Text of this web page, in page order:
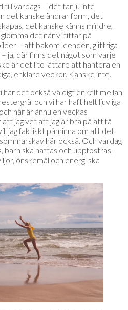
till vardags – det tar ju inte
det kanske ändrar form, det
det kanske känns mindre,
det när vi tittar på
– att bakom leenden, glittriga
ja, där finns det något som varje
är det lite lättare att hantera en
enklare veckor. Kanske inte.
har det också väldigt enkelt mellan
och vi har haft helt ljuvliga
här är ännu en veckas
jag vet att jag är bra på att få
jag faktiskt påminna om att det
här också. Och vardag
barn ska nattas och uppfostras,
önskemål och energi ska